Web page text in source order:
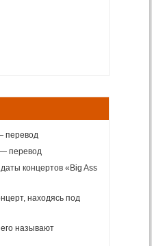
перевод
перевод
концертов «Big Ass
находясь под
называют